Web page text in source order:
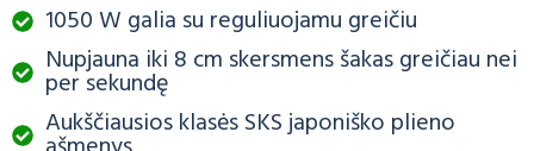
1050 W galia su reguliuojamu greičiu
Nupjauna iki 8 cm skersmens šakas greičiau nei
per sekundę
Aukščiausios klasės SKS japoniško plieno